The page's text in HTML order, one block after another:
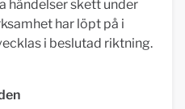
händelser skett under
har löpt på i
i beslutad riktning.